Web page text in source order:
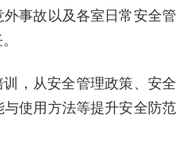
事故以及各室日常安全管
训，从安全管理政策、安全
使用方法等提升安全防范